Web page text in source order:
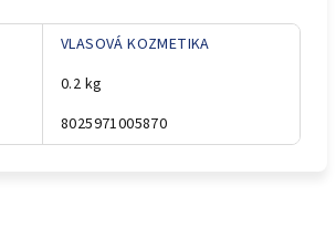
VLASOVÁ KOZMETIKA
0.2 kg
8025971005870